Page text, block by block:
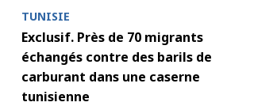
TUNISIE
Exclusif. Près de 70 migrants
échangés contre des barils de
carburant dans une caserne
tunisienne